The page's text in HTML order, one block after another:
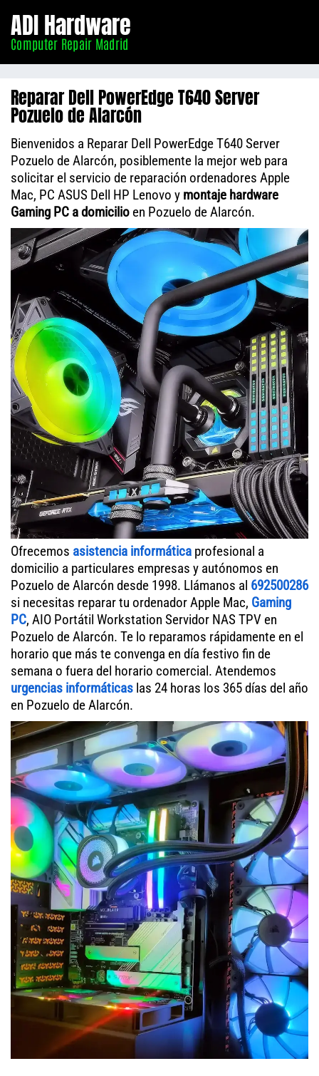
Madrid
ADI Hardware
Computer Repair Madrid
Reparar Dell PowerEdge T640 Server
Pozuelo de Alarcón
Bienvenidos a Reparar Dell PowerEdge T640 Server
Pozuelo de Alarcón, posiblemente la mejor web para
solicitar el servicio de reparación ordenadores Apple
Mac, PC ASUS Dell HP Lenovo y montaje hardware
Gaming PC a domicilio en Pozuelo de Alarcón.
Ofrecemos asistencia informática profesional a
domicilio a particulares empresas y autónomos en
Pozuelo de Alarcón desde 1998. Llámanos al 692500286
si necesitas reparar tu ordenador Apple Mac, Gaming
PC, AIO Portátil Workstation Servidor NAS TPV en
Pozuelo de Alarcón. Te lo reparamos rápidamente en el
horario que más te convenga en día festivo fin de
semana o fuera del horario comercial. Atendemos
urgencias informáticas las 24 horas los 365 días del año
en Pozuelo de Alarcón.